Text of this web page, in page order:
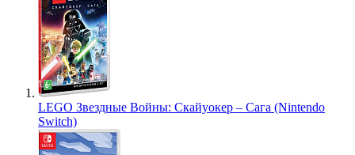
LEGO Звездные Войны: Скайуокер – Сага (Nintendo
Switch)